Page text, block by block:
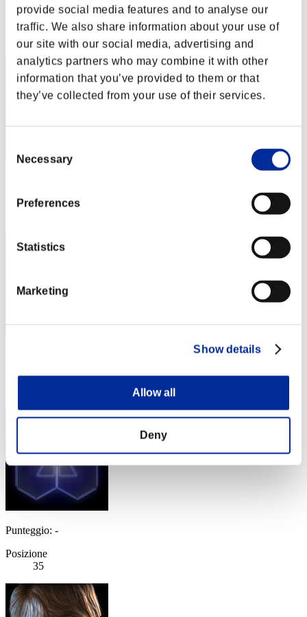
provide social media features and to analyse our
traffic. We also share information about your use of
our site with our social media, advertising and
analytics partners who may combine it with other
information that you’ve provided to them or that
they’ve collected from your use of their services.
Selection
Necessary
Preferences
Statistics
Marketing
Show details
Allow all
Deny
Punteggio: -
Posizione
32
Posizione
Posizione
Punteggio: -
Posizione
35